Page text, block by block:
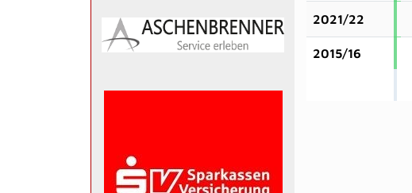
2021/22
2015/16